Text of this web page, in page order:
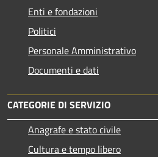
Enti e fondazioni
Politici
Personale Amministrativo
Documenti e dati
CATEGORIE DI SERVIZIO
Anagrafe e stato civile
Cultura e tempo libero